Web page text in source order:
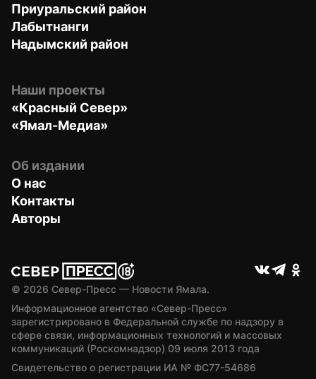
Приуральский район
Лабытнанги
Надымский район
Наши проекты
«Красный Север»
«Ямал-Медиа»
Об издании
О нас
Контакты
Авторы
© 2026 Север-Пресс — Новости Ямала.
Информационное агентство «Север-Пресс»
зарегистрировано в Федеральной службе по надзору в
сфере связи, информационных технологий и массовых
коммуникаций (Роскомнадзор) 09 июля 2013 года
Свидетельство о регистрации ИА № ФС77-54686